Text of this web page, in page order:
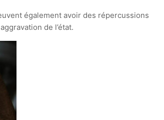
également avoir des répercussions
de l’état.